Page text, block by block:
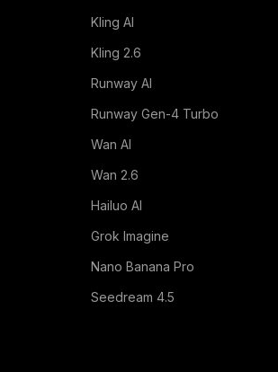
Kling AI
Kling 2.6
Runway AI
Runway Gen-4 Turbo
Wan AI
Wan 2.6
Hailuo AI
Grok Imagine
Nano Banana Pro
Seedream 4.5